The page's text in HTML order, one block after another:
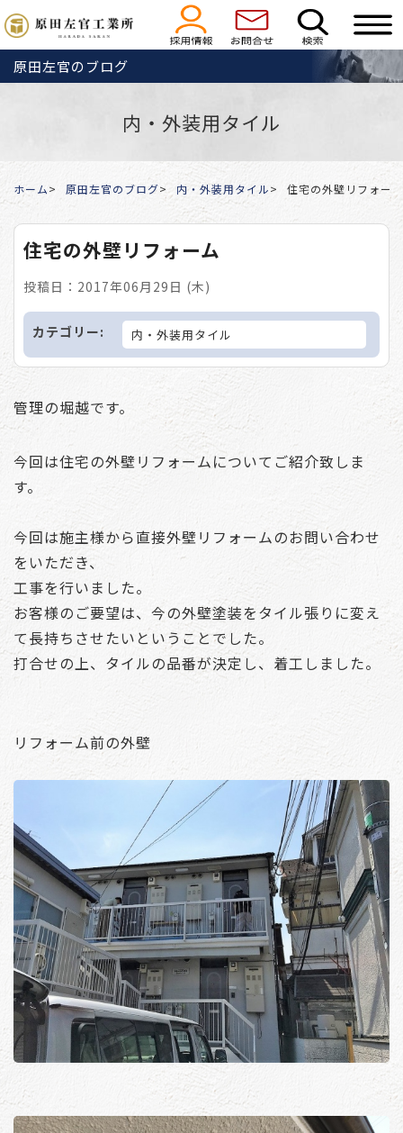
原田左官のブログ
内・外装用タイル
ホーム 原田左官のブログ 内・外装用タイル 住宅の外壁リフォーム
住宅の外壁リフォーム
投稿日：2017年06月29日 (木)
カテゴリー: 内・外装用タイル
管理の堀越です。
今回は住宅の外壁リフォームについてご紹介致しま
す。
今回は施主様から直接外壁リフォームのお問い合わせ
をいただき、
工事を行いました。
お客様のご要望は、今の外壁塗装をタイル張りに変え
て長持ちさせたいということでした。
打合せの上、タイルの品番が決定し、着工しました。
リフォーム前の外壁